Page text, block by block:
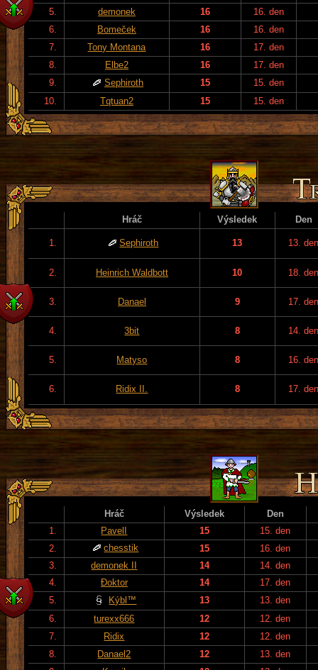
5.
demonek 16
16. den
6.
Bomeček 16
16. den
7.
Tony Montana 16
17. den
8.
Elbe2 16
17. den
9.
Sephiroth 15
15. den
10.
Tqtuan2 15 15. den
Hráč Výsledek Den
1. Sephiroth 13 13.
2. Heinrich Waldbott 10 18.
3. Danael 9 17.
4. 3bit 8 14.
5. Matyso 8 16.
6. Ridix II. 8 17.
Hráč Výsledek
Den
1.
PavelI 15
15. den
2.
chesstik 15
16. den
3.
demonek II 14
14. den
4.
Đoktor 14
17. den
5.
Kýbl™ 13
13. den
6.
turexx666 12
12. den
7.
Ridix 12
12. den
8.
Danael2 12
13. den